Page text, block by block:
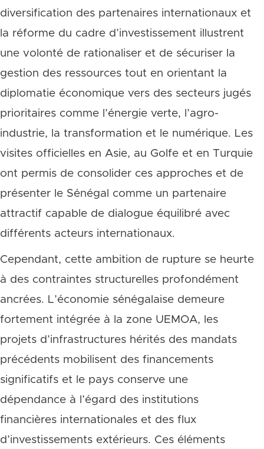
diversification des partenaires internationaux et
la réforme du cadre d’investissement illustrent
une volonté de rationaliser et de sécuriser la
gestion des ressources tout en orientant la
diplomatie économique vers des secteurs jugés
prioritaires comme l’énergie verte, l’agro-
industrie, la transformation et le numérique. Les
visites officielles en Asie, au Golfe et en Turquie
ont permis de consolider ces approches et de
présenter le Sénégal comme un partenaire
attractif capable de dialogue équilibré avec
différents acteurs internationaux.
Cependant, cette ambition de rupture se heurte
à des contraintes structurelles profondément
ancrées. L’économie sénégalaise demeure
fortement intégrée à la zone UEMOA, les
projets d’infrastructures hérités des mandats
précédents mobilisent des financements
significatifs et le pays conserve une
dépendance à l’égard des institutions
financières internationales et des flux
d’investissements extérieurs. Ces éléments